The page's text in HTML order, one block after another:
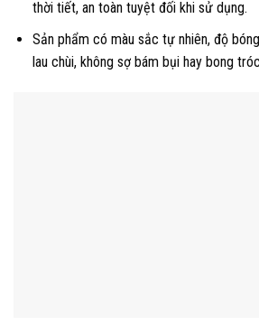
thời tiết, an toàn tuyệt đối khi sử dụng.
Sản phẩm có màu sắc tự nhiên, độ
lau chùi, không sợ bám bụi hay bong